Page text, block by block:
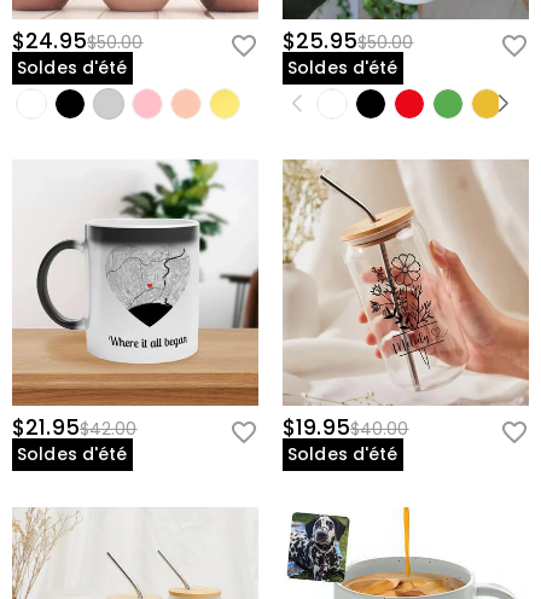
$24.95$50.00
Soldes d'été
$25.95$50.00
Soldes d'été
$21.95$42.00
Soldes d'été
$19.95$40.00
Soldes d'été